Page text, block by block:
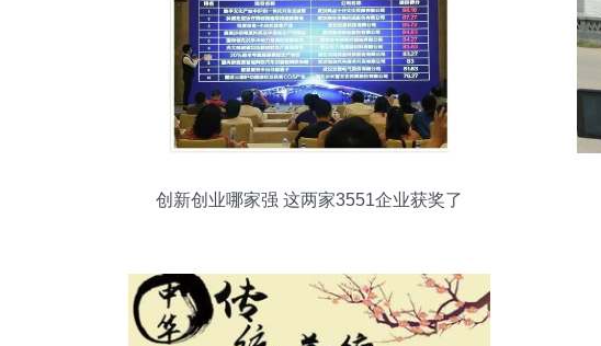
创新创业哪家强 这两家3551企业获奖了